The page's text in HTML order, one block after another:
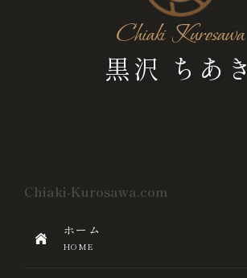
Chiaki Kurosawa
黒沢 ちあき
Chiaki-Kurosawa.com
ホーム
HOME